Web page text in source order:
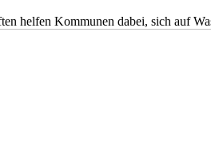
helfen Kommunen dabei, sich auf